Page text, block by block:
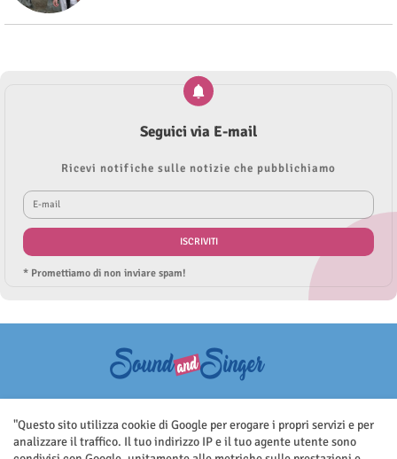
Seguici via E-mail
Ricevi notifiche sulle notizie che pubblichiamo
* Promettiamo di non inviare spam!
aggiornato senza nessuna periodicità. Non può pertanto considerarsi
un prodotto editoriale ai sensi della legge n.62 del 7.03.2001
"Questo sito utilizza cookie di Google per erogare i propri servizi e per
analizzare il traffico. Il tuo indirizzo IP e il tuo agente utente sono